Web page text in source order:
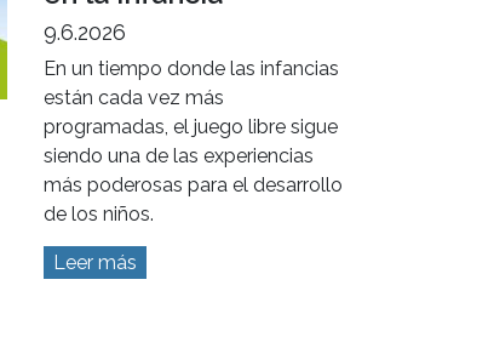
Leer más
El valor del juego libre